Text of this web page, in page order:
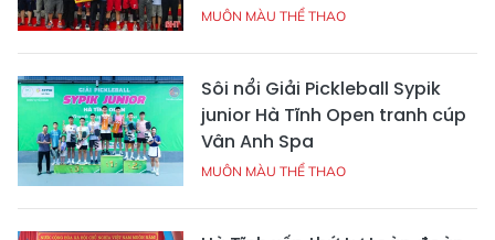
MUÔN MÀU THỂ THAO
Sôi nổi Giải Pickleball Sypik
junior Hà Tĩnh Open tranh cúp
Vân Anh Spa
MUÔN MÀU THỂ THAO